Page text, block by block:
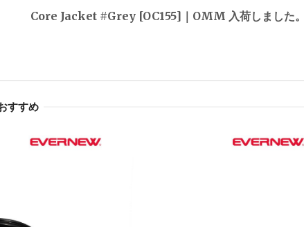
Core Jacket #Grey [OC155]｜OMM 入荷しました。
すすめ